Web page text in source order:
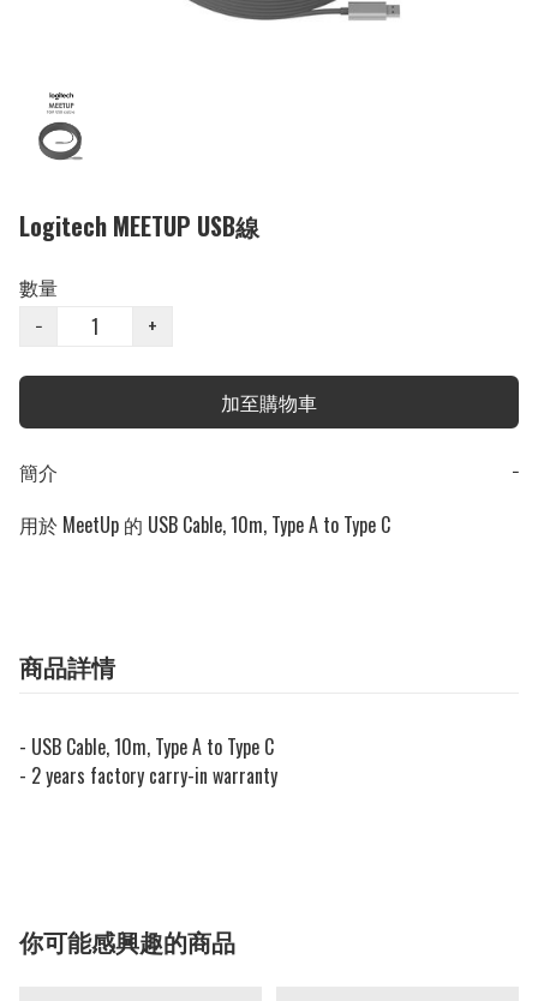
Logitech MEETUP USB線
數量
−
+
加至購物車
簡介
−
用於 MeetUp 的 USB Cable, 10m, Type A to Type C
商品詳情
- USB Cable, 10m, Type A to Type C
- 2 years factory carry-in warranty
你可能感興趣的商品